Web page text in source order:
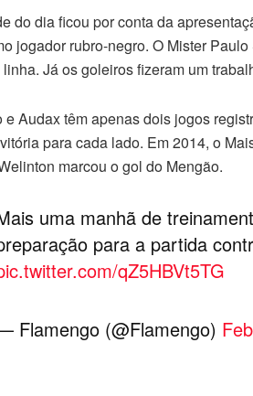
do dia ficou por conta da
jogador rubro-negro. O Mister
Já os goleiros fizeram um
e Audax têm apenas dois jogos
para cada lado. Em 2014, o
marcou o gol do Mengão.
uma manhã de
para a partida
qZ5HBVt5TG
Flamengo (@Flamengo)